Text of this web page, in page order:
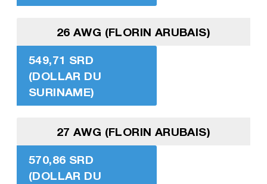
26 AWG (FLORIN ARUBAIS)
549,71 SRD
(DOLLAR DU
SURINAME)
27 AWG (FLORIN ARUBAIS)
570,86 SRD
(DOLLAR DU